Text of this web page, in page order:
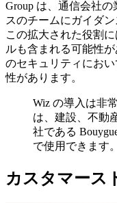
Group は、通信会社
スのチームにガイダ
この拡大された役割
ルも含まれる可能性
のセキュリティにお
性があります。
Wiz の導入は非
は、建設、不動
社である
で使用できます。
カスタマース